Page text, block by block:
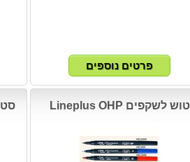
טוש לשקפים Lineplus OHP סט 8 טושים 90/ 70 Power Line